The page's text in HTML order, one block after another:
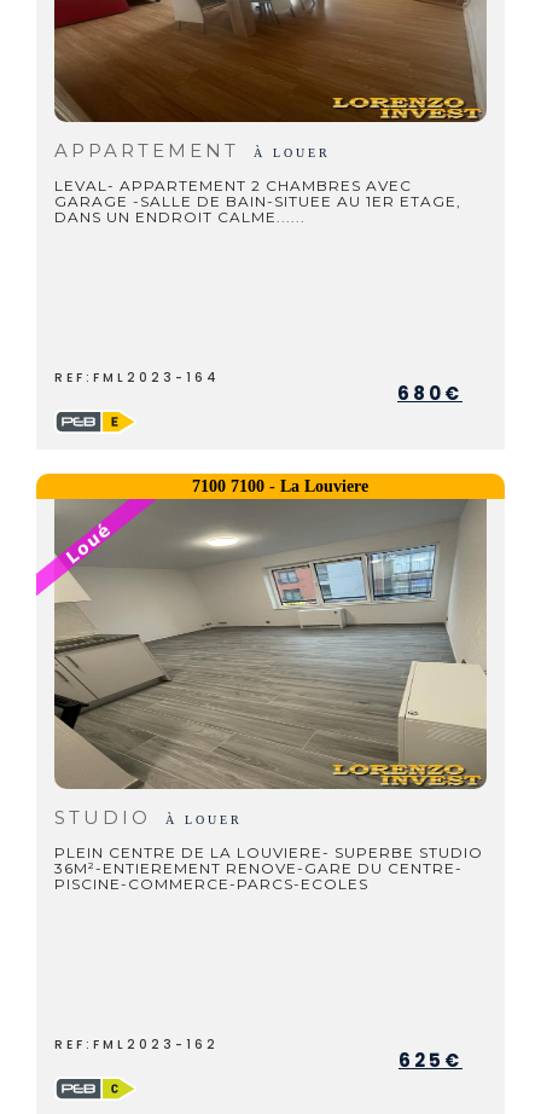
APPARTEMENT À LOUER
LEVAL- APPARTEMENT 2 CHAMBRES AVEC
GARAGE -SALLE DE BAIN-SITUEE AU 1ER ETAGE,
DANS UN ENDROIT CALME......
REF:FML2023-164
680€
7100 7100 - La Louviere
STUDIO À LOUER
PLEIN CENTRE DE LA LOUVIERE- SUPERBE STUDIO
36M²-ENTIEREMENT RENOVE-GARE DU CENTRE-
PISCINE-COMMERCE-PARCS-ECOLES
REF:FML2023-162
625€